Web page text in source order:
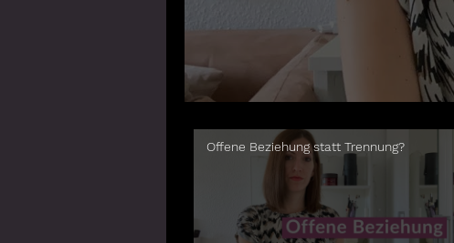
Offene Beziehung statt Trennung?